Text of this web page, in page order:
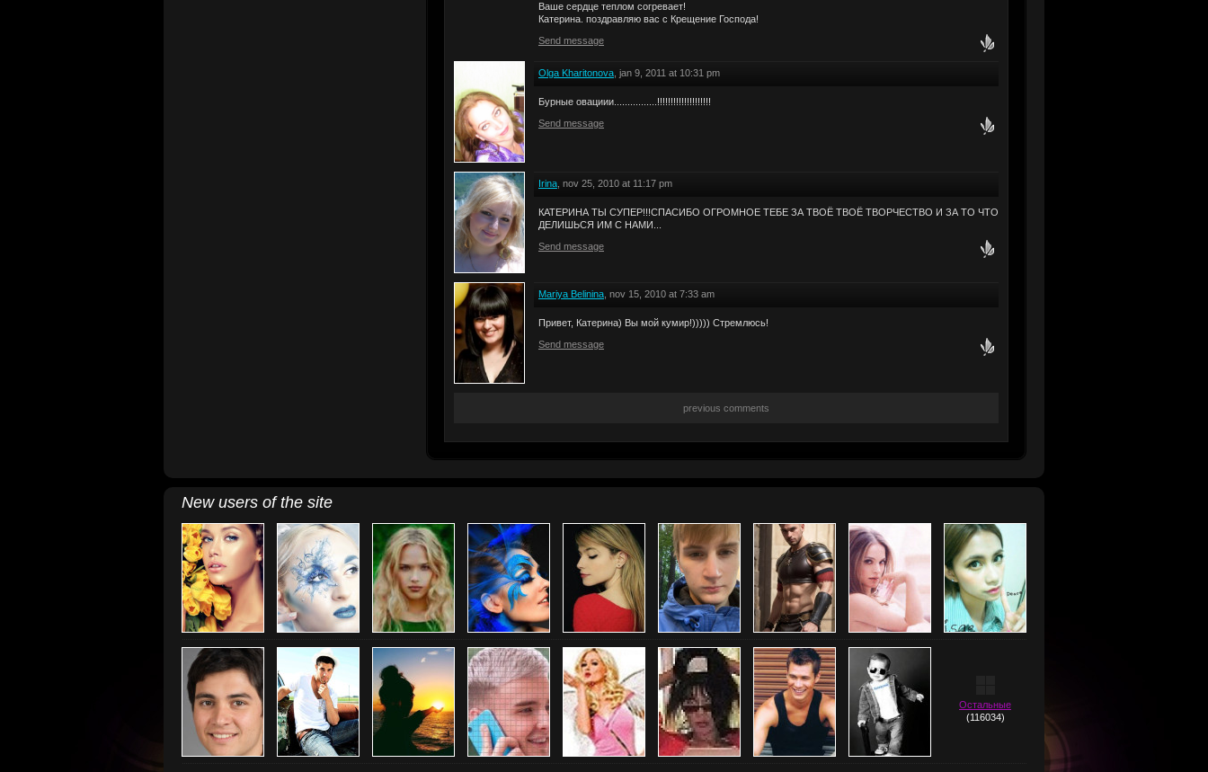
Ваше сердце теплом согревает!
Катерина. поздравляю вас с Крещение Господа!
Send message
Olga Kharitonova , jan 9, 2011 at 10:31 pm
Бурные овациии................!!!!!!!!!!!!!!!!!!!!
Send message
Irina , nov 25, 2010 at 11:17 pm
КАТЕРИНА ТЫ СУПЕР!!!СПАСИБО ОГРОМНОЕ ТЕБЕ ЗА ТВОЁ ТВОЁ ТВОРЧЕСТВО И ЗА ТО ЧТО
ДЕЛИШЬСЯ ИМ С НАМИ...
Send message
Mariya Belinina , nov 15, 2010 at 7:33 am
Привет, Катерина) Вы мой кумир!))))) Стремлюсь!
Send message
previous comments
New users of the site
Остальные
(116034)